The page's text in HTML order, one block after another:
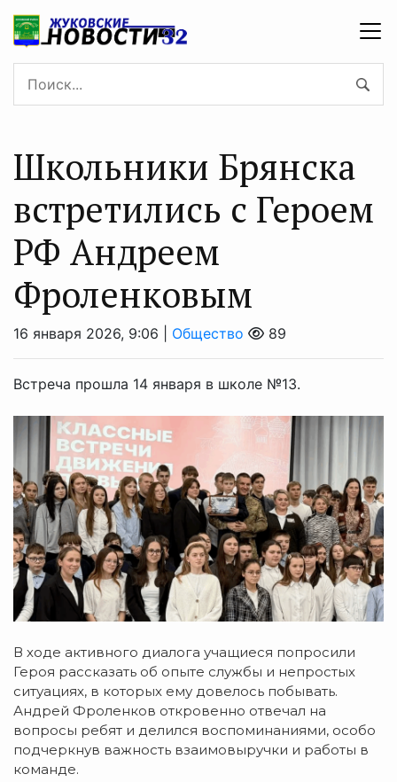
Школьники Брянска
встретились с Героем
РФ Андреем
Фроленковым
16 января 2026, 9:06 | Общество 89
Встреча прошла 14 января в школе №13.
В ходе активного диалога учащиеся попросили
Героя рассказать об опыте службы и непростых
ситуациях, в которых ему довелось побывать.
Андрей Фроленков откровенно отвечал на
вопросы ребят и делился воспоминаниями, особо
подчеркнув важность взаимовыручки и работы в
команде.